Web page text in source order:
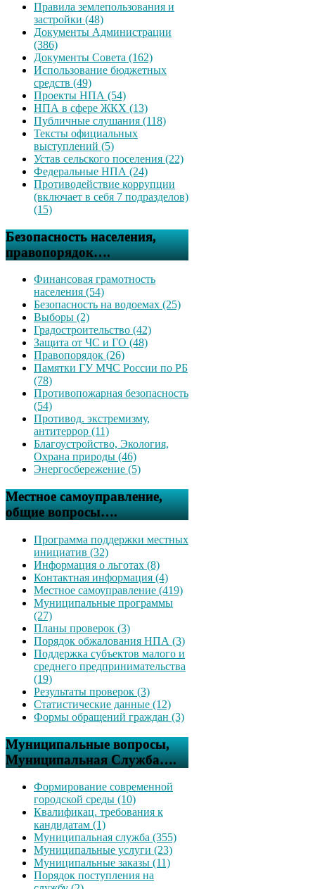
Правила землепользования и
застройки (48)
Документы Администрации
(386)
Документы Совета (162)
Использование бюджетных
средств (49)
Проекты НПА (54)
НПА в сфере ЖКХ (13)
Публичные слушания (118)
Тексты официальных
выступлений (5)
Устав сельского поселения (22)
Федеральные НПА (24)
Противодействие коррупции
(включает в себя 7 подразделов)
(15)
Безопасность населения,
правопорядок….
Финансовая грамотность
населения (54)
Безопасность на водоемах (25)
Выборы (2)
Градостроительство (42)
Защита от ЧС и ГО (48)
Правопорядок (26)
Памятки ГУ МЧС России по РБ
(78)
Противопожарная безопасность
(54)
Противод. экстремизму,
антитеррор (11)
Благоустройство, Экология,
Охрана природы (46)
Энергосбережение (5)
Местное самоуправление,
общие вопросы….
Программа поддержки местных
инициатив (32)
Информация о льготах (8)
Контактная информация (4)
Местное самоуправление (419)
Муниципальные программы
(27)
Планы проверок (3)
Порядок обжалования НПА (3)
Поддержка субъектов малого и
среднего предпринимательства
(19)
Результаты проверок (3)
Статистические данные (12)
Формы обращений граждан (3)
Муниципальные вопросы,
Муниципальная Служба….
Формирование современной
городской среды (10)
Квалификац. требования к
кандидатам (1)
Муниципальная служба (355)
Муниципальные услуги (23)
Муниципальные заказы (11)
Порядок поступления на